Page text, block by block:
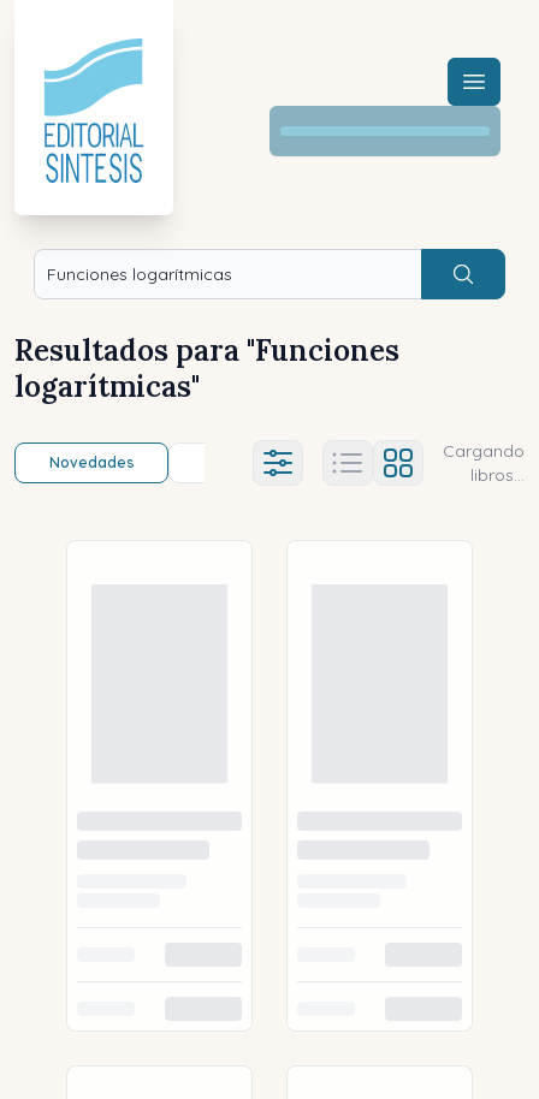
Menú
Buscar
Resultados para "Funciones
logarítmicas"
Novedades Título (a-z) Título (z-a)
Ajustes abierto
Cargando
libros...